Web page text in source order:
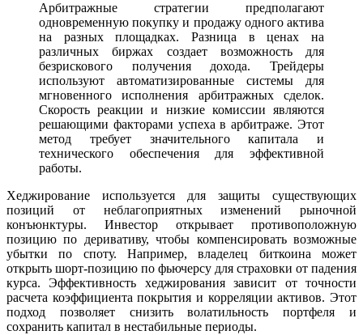
Арбитражные стратегии предполагают
одновременную покупку и продажу одного актива
на разных площадках. Разница в ценах на
различных биржах создает возможность для
безрискового получения дохода. Трейдеры
используют автоматизированные системы для
мгновенного исполнения арбитражных сделок.
Скорость реакции и низкие комиссии являются
решающими факторами успеха в арбитраже. Этот
метод требует значительного капитала и
технического обеспечения для эффективной
работы.
Хеджирование используется для защиты существующих
позиций от неблагоприятных изменений рыночной
конъюнктуры. Инвестор открывает противоположную
позицию по деривативу, чтобы компенсировать возможные
убытки по споту. Например, владелец биткоина может
открыть шорт-позицию по фьючерсу для страховки от падения
курса. Эффективность хеджирования зависит от точности
расчета коэффициента покрытия и корреляции активов. Этот
подход позволяет снизить волатильность портфеля и
сохранить капитал в нестабильные периоды.